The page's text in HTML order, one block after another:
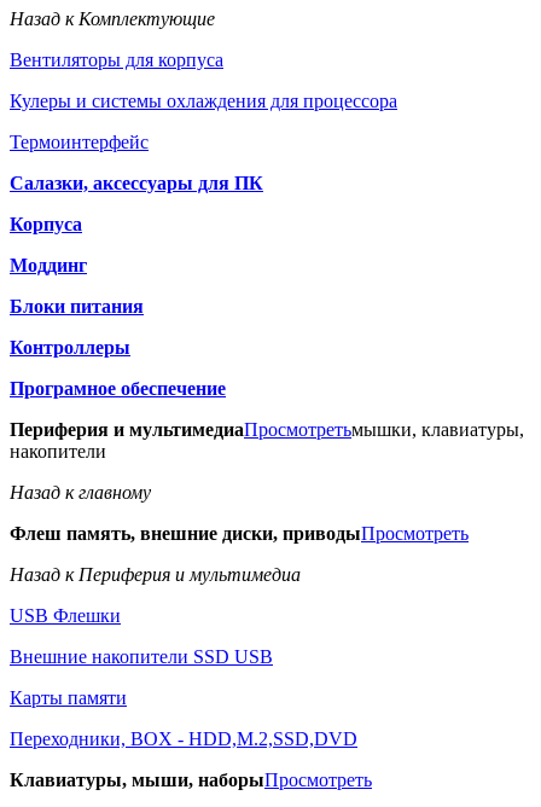
Назад к Комплектующие
Вентиляторы для корпуса
Кулеры и системы охлаждения для процессора
Термоинтерфейс
Салазки, аксессуары для ПК
Корпуса
Моддинг
Блоки питания
Контроллеры
Програмное обеспечение
Периферия и мультимедиаПросмотретьмышки, клавиатуры,
накопители
Назад к главному
Флеш память, внешние диски, приводыПросмотреть
Назад к Периферия и мультимедиа
USB Флешки
Внешние накопители SSD USB
Карты памяти
Переходники, BOX - HDD,M.2,SSD,DVD
Клавиатуры, мыши, наборыПросмотреть